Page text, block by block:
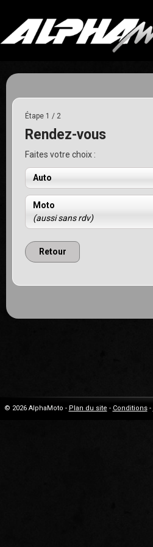
Étape 1 / 2
Rendez-vous
Faites votre choix :
Auto
Moto
(aussi sans rdv)
Retour
© 2026 AlphaMoto - Plan du site - Conditions-